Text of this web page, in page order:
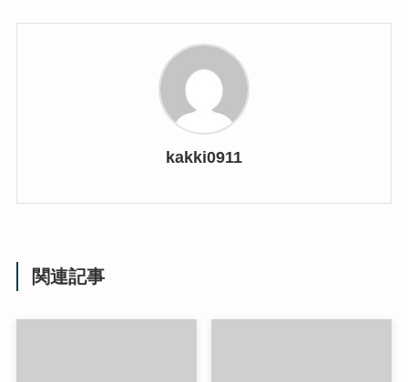
kakki0911
関連記事